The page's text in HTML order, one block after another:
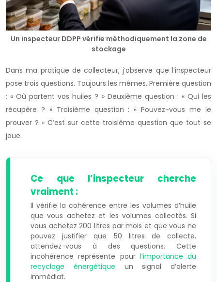
Un inspecteur DDPP vérifie méthodiquement la zone de
stockage
Dans ma pratique de collecteur, j’observe que l’inspecteur
pose trois questions. Toujours les mêmes. Première question
: « Où partent vos huiles ? » Deuxième question : « Qui les
récupère ? » Troisième question : « Pouvez-vous me le
prouver ? » C’est sur cette troisième question que tout se
joue.
Ce que l’inspecteur cherche
vraiment :
Il vérifie la cohérence entre les volumes d’huile
que vous achetez et les volumes collectés. Si
vous achetez 200 litres par mois et que vous ne
pouvez justifier que 50 litres de collecte,
attendez-vous à des questions. Cette
incohérence représente pour l’importance du
recyclage énergétique un signal d’alerte
immédiat.